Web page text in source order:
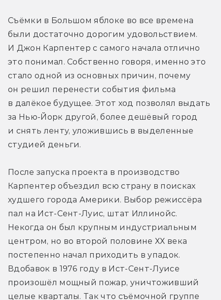
Съёмки в Большом яблоке во все времена
были достаточно дорогим удовольствием.
И Джон Карпентер с самого начала отлично
это понимал. Собственно говоря, именно это
стало одной из основных причин, почему
он решил перенести события фильма
в далёкое будущее. Этот ход позволял выдать
за Нью-Йорк другой, более дешёвый город
и снять ленту, уложившись в выделенные
студией деньги.
После запуска проекта в производство
Карпентер объездил всю страну в поисках
худшего города Америки. Выбор режиссёра
пал на Ист-Сент-Луис, штат Иллинойс.
Некогда он был крупным индустриальным
центром, но во второй половине ХХ века
постепенно начал приходить в упадок.
Вдобавок в 1976 году в Ист-Сент-Луисе
произошёл мощный пожар, уничтоживший
целые кварталы. Так что съёмочной группе